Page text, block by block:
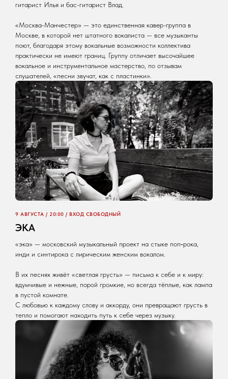
гитарист Илья и бас-гитарист Влад.
«Москва-Манчестер» — это единственная кавер-группа в
Москве, в которой нет штатного вокалиста — все музыканты
поют, благодаря этому вокальные возможности коллектива
практически не имеют границ. Группу отличает высочайшее
вокальное и инструментальное мастерство, по отзывам
слушателей, «песни звучат, как с пластинки».
9 АВГУСТА / 20:00 / ВХОД СВОБОДНЫЙ
ЭКА
«эка» — московский музыкальный проект на стыке поп‑рока,
инди и синтирока с лирическим женским вокалом.
В их песнях живёт «светлая грусть» — письма к себе и к миру:
вдумчивые и нежные, порой громкие, но всегда тёплые, как лампа
в пустой комнате.
С любовью к каждому слову и аккорду, они превращают грусть в
тепло и помогают находить путь к себе через музыку.